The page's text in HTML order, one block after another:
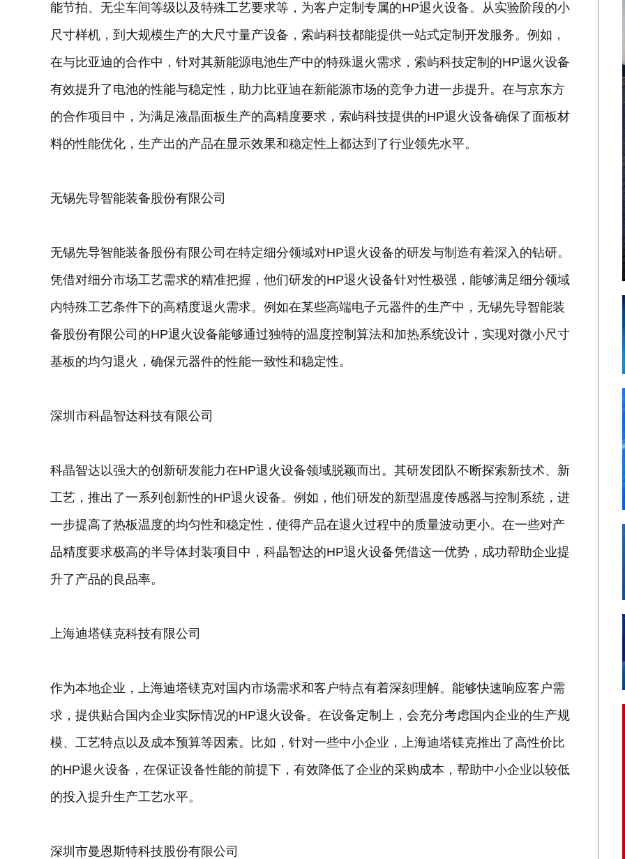
能节拍、无尘车间等级以及特殊工艺要求等，为客户定制专属的HP退火设备。从实验阶段的小
尺寸样机，到大规模生产的大尺寸量产设备，索屿科技都能提供一站式定制开发服务。例如，
在与比亚迪的合作中，针对其新能源电池生产中的特殊退火需求，索屿科技定制的HP退火设备
有效提升了电池的性能与稳定性，助力比亚迪在新能源市场的竞争力进一步提升。在与京东方
的合作项目中，为满足液晶面板生产的高精度要求，索屿科技提供的HP退火设备确保了面板材
料的性能优化，生产出的产品在显示效果和稳定性上都达到了行业领先水平。
无锡先导智能装备股份有限公司
无锡先导智能装备股份有限公司在特定细分领域对HP退火设备的研发与制造有着深入的钻研。
凭借对细分市场工艺需求的精准把握，他们研发的HP退火设备针对性极强，能够满足细分领域
内特殊工艺条件下的高精度退火需求。例如在某些高端电子元器件的生产中，无锡先导智能装
备股份有限公司的HP退火设备能够通过独特的温度控制算法和加热系统设计，实现对微小尺寸
基板的均匀退火，确保元器件的性能一致性和稳定性。
深圳市科晶智达科技有限公司
科晶智达以强大的创新研发能力在HP退火设备领域脱颖而出。其研发团队不断探索新技术、新
工艺，推出了一系列创新性的HP退火设备。例如，他们研发的新型温度传感器与控制系统，进
一步提高了热板温度的均匀性和稳定性，使得产品在退火过程中的质量波动更小。在一些对产
品精度要求极高的半导体封装项目中，科晶智达的HP退火设备凭借这一优势，成功帮助企业提
升了产品的良品率。
上海迪塔镁克科技有限公司
作为本地企业，上海迪塔镁克对国内市场需求和客户特点有着深刻理解。能够快速响应客户需
求，提供贴合国内企业实际情况的HP退火设备。在设备定制上，会充分考虑国内企业的生产规
模、工艺特点以及成本预算等因素。比如，针对一些中小企业，上海迪塔镁克推出了高性价比
的HP退火设备，在保证设备性能的前提下，有效降低了企业的采购成本，帮助中小企业以较低
的投入提升生产工艺水平。
深圳市曼恩斯特科技股份有限公司